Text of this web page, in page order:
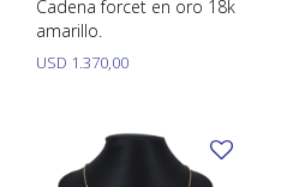
Cadena forcet en oro 18k
amarillo.
USD 1.370,00